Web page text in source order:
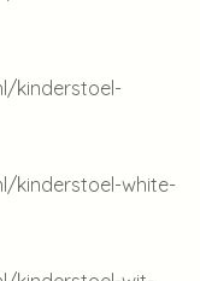
kinderstoel-
kinderstoel-white-